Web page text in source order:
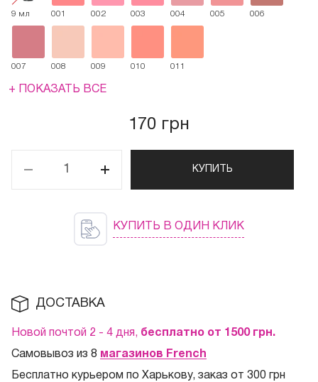
9 мл 001 002 003 004 005 006
007 008 009 010 011
+ ПОКАЗАТЬ ВСЕ
170 грн
КУПИТЬ
КУПИТЬ В ОДИН КЛИК
ДОСТАВКА
Новой почтой 2 - 4 дня, бесплатно от 1500 грн.
Самовывоз из 8 магазинов French
Бесплатно курьером по Харькову, заказ от 300 грн